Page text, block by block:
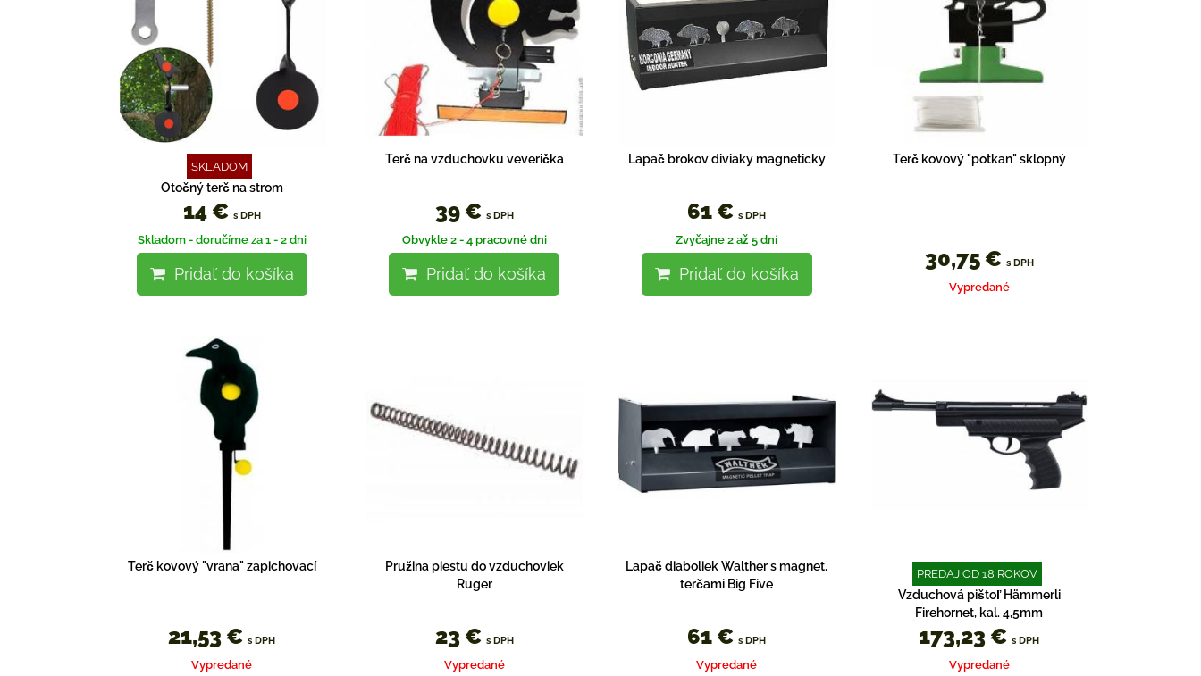
SKLADOM
Otočný terč na strom
14 € s DPH
Skladom - doručíme za 1 - 2 dni
Pridať do košíka
Terč na vzduchovku veverička
39 € s DPH
Obvykle 2 - 4 pracovné dni
Pridať do košíka
Lapač brokov diviaky magneticky
61 €s DPH
Zvyčajne 2 až 5 dní
Pridať do košíka
Terč kovový "potkan" sklopný
30,75 € s DPH
Vypredané
Terč kovový "vrana" zapichovací
21,53 €s DPH
Vypredané
Pružina piestu do vzduchoviek
Ruger
23 € s DPH
Vypredané
Lapač diaboliek Walther s magnet.
terčami Big Five
61 €s DPH
Vypredané
PREDAJ OD 18 ROKOV
Vzduchová pištoľ Hämmerli
Firehornet, kal. 4,5mm
173,23 €s DPH
Vypredané